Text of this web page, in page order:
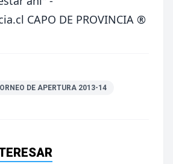
CAPO DE PROVINCIA ®
DE APERTURA 2013-14